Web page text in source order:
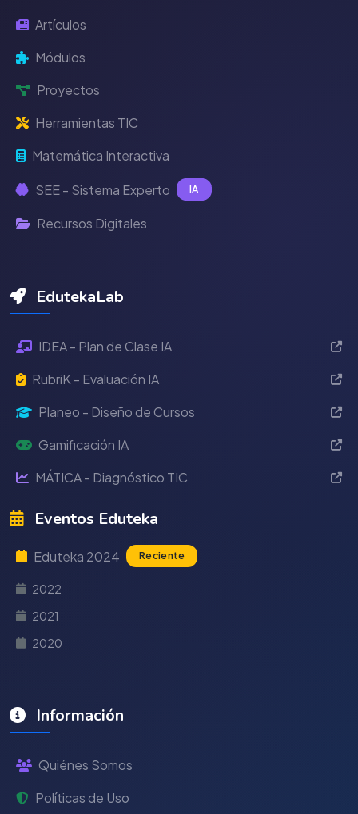
Artículos
Módulos
Proyectos
Herramientas TIC
Matemática Interactiva
SEE - Sistema Experto IA
Recursos Digitales
EdutekaLab
IDEA - Plan de Clase IA
RubriK - Evaluación IA
Planeo - Diseño de Cursos
Gamificación IA
MÁTICA - Diagnóstico TIC
Eventos Eduteka
Eduteka 2024 Reciente
2022
2021
2020
Información
Quiénes Somos
Políticas de Uso